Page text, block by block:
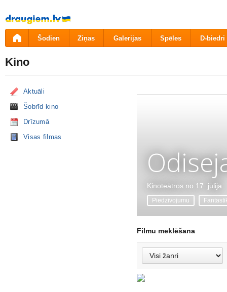
Pāriet
uz
saturu
Šodien Ziņas Galerijas Spēles D-biedri
Kino
Aktuāli
Šobrīd kino
Drīzumā
Visas filmas
Kinoteātros no 17. jūlija
Piedzīvojumu
Filmu meklēšana